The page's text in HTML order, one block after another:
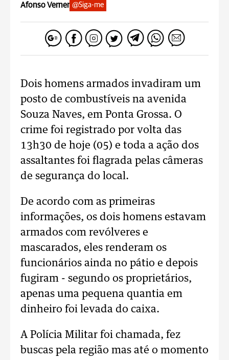
Afonso Verner @Siga-me
Dois homens armados invadiram um
posto de combustíveis na avenida
Souza Naves, em Ponta Grossa. O
crime foi registrado por volta das
13h30 de hoje (05) e toda a ação dos
assaltantes foi flagrada pelas câmeras
de segurança do local.
De acordo com as primeiras
informações, os dois homens estavam
armados com revólveres e
mascarados, eles renderam os
funcionários ainda no pátio e depois
fugiram - segundo os proprietários,
apenas uma pequena quantia em
dinheiro foi levada do caixa.
A Polícia Militar foi chamada, fez
buscas pela região mas até o momento